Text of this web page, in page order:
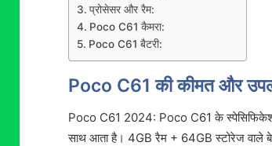
प्रोसेसर और रैम:
Poco C61 कैमरा:
Poco C61 बैटरी:
Poco C61 की कीमत और
Poco C61 2024: Poco C61 के
साथ आता है। 4GB रैम + 64GB स्टोरेज वाले